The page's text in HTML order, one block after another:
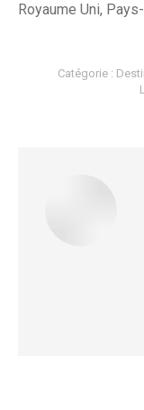
Royaume Uni,
Catégorie :